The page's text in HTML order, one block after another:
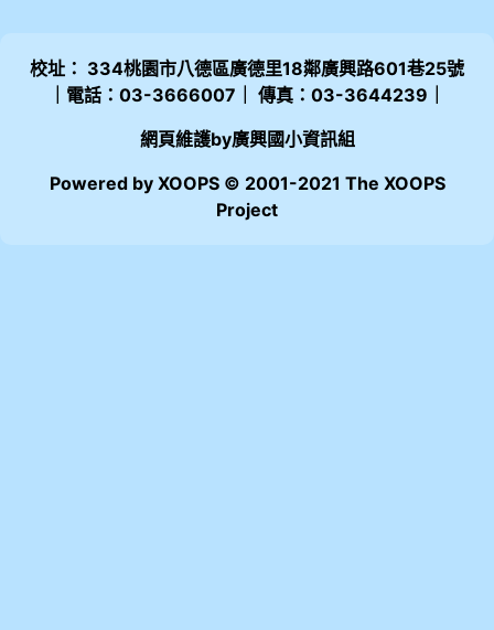
校址： 334桃園市八德區廣德里18鄰廣興路601巷25號
｜電話：03-3666007｜ 傳真：03-3644239｜
網頁維護by廣興國小資訊組
Powered by XOOPS © 2001-2021 The XOOPS
Project